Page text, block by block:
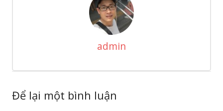
admin
Để lại một bình luận